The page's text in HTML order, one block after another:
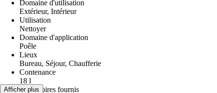
Domaine d'utilisation
Extérieur, Intérieur
Utilisation
Nettoyer
Domaine d'application
Poêle
Lieux
Bureau, Séjour, Chaufferie
Contenance
18 l
Accessoires fournis
Afficher plus